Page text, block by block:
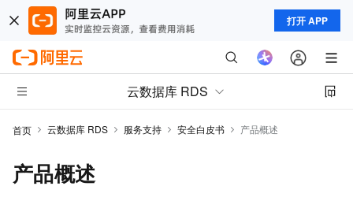
打开 APP
云数据库 RDS
首页 云数据库 RDS 服务支持 安全白皮书 产品概述
产品概述